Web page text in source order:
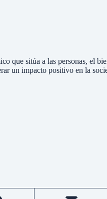
que sitúa a las personas, el
un impacto positivo en la